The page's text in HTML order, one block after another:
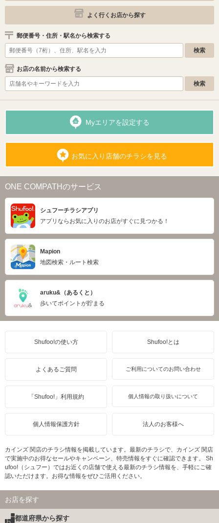
よく行くお店から探す
郵便番号・住所・駅名から検索する
お店の名前から検索する
Myエリアを設定する
お気に入り店舗のチラシを見る
ONE COMPATHのサービス
シュフーチラシアプリ
アプリならお気に入りのお店がすぐに見つかる！
Mapion
地図検索・ルート検索
aruku&（あるくと）
歩いてポイントが貯まる
Shufoo!の使い方 Shufoo!とは
よくあるご質問 ご利用についてのお問い合わせ
「Shufoo!」利用規約 個人情報の取り扱いについて
個人情報保護方針 法人のお客様へ
カインズ 関店のチラシ情報を掲載しています。最新のチラシで、カインズ 関店
で実施中のお得なセールやキャンペーン、特売情報をすぐに確認できます。 Sh
ufoo!（シュフー）ではお近くの店舗で使える最新のチラシ情報を、手軽にご確
認いただけます。お得な情報をぜひご活用ください。
お店を探す
都道府県から探す